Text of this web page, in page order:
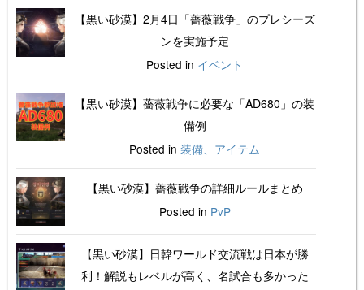
【黒い砂漠】2月4日「薔薇戦争」のプレシーズ
ンを実施予定
Posted in イベント
【黒い砂漠】薔薇戦争に必要な「AD680」の装
備例
Posted in 装備、アイテム
【黒い砂漠】薔薇戦争の詳細ルールまとめ
Posted in PvP
【黒い砂漠】日韓ワールド交流戦は日本が勝
利！解説もレベルが高く、名試合も多かった